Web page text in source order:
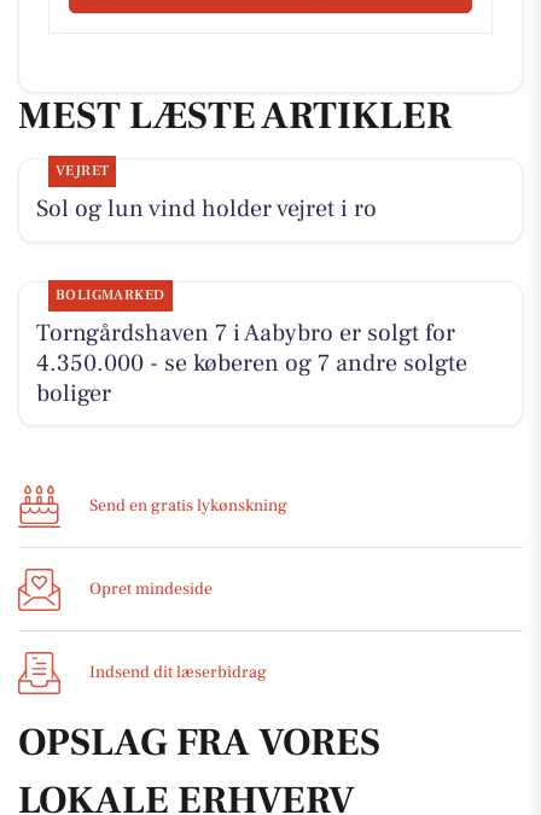
MEST LÆSTE ARTIKLER
VEJRET
Sol og lun vind holder vejret i ro
BOLIGMARKED
Torngårdshaven 7 i Aabybro er solgt for
4.350.000 - se køberen og 7 andre solgte
boliger
Send en gratis lykønskning
Opret mindeside
Indsend dit læserbidrag
OPSLAG FRA VORES
LOKALE ERHVERV